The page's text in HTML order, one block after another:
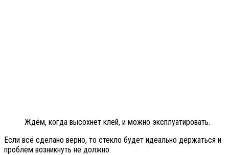
Ждём, когда высохнет клей, и можно эксплуатировать.
Если всё сделано верно, то стекло будет идеально держаться и
проблем возникнуть не должно.